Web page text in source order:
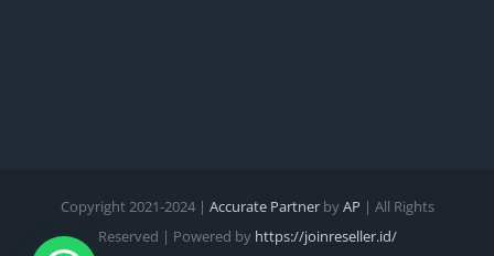
Copyright 2021-2024 | Accurate PartnerbyAP | All Rights
Reserved | Powered by https://joinreseller.id/